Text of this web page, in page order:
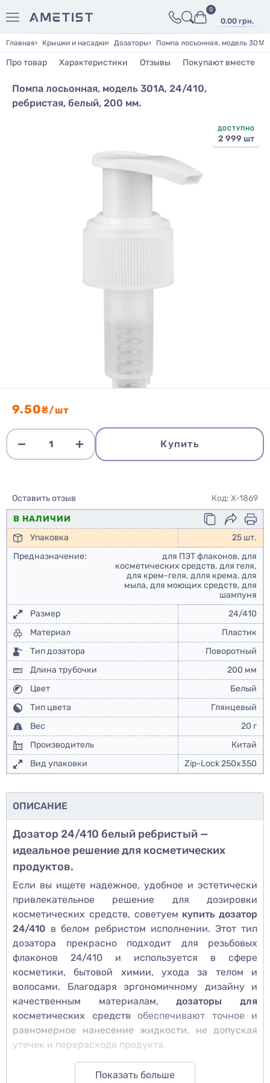
0.00 грн.
0
Главная Крышки и насадки Дозаторы Помпа лосьонная, модель
Про товар Характеристики Отзывы Покупают вместе
Помпа лосьонная, модель 301А, 24/410,
ребристая, белый, 200 мм.
ДОСТУПНО
2 999 шт
9.50₴/шт
Купить
Оставить отзыв
Код: X-1869
В НАЛИЧИИ
Упаковка
25 шт.
Предназначение:
для ПЭТ флаконов, для
косметических средств, для геля,
для крем-геля, длля крема, для
мыла, для моющих средств, для
шампуня
Размер
24/410
Материал
Пластик
Тип дозатора
Поворотный
Длина трубочки
200 мм
Цвет
Белый
Тип цвета
Глянцевый
Вес
20 г
Производитель
Китай
Вид упаковки
Zip-Lock 250x350
ОПИСАНИЕ
Дозатор 24/410 белый ребристый —
идеальное решение для косметических
продуктов.
Если вы ищете надежное, удобное и эстетически
привлекательное решение для дозировки
косметических средств, советуем купить дозатор
24/410 в белом ребристом исполнении. Этот тип
дозатора прекрасно подходит для резьбовых
флаконов 24/410 и используется в сфере
косметики, бытовой химии, ухода за телом и
волосами. Благодаря эргономичному дизайну и
качественным материалам,дозаторы для
косметических средствобеспечивают точное и
равномерное нанесение жидкости, не допуская
утечек и перерасхода продукта.
ОСОБЕННОСТИ И ПРЕИМУЩЕСТВА ДОЗАТОРА
Показать больше